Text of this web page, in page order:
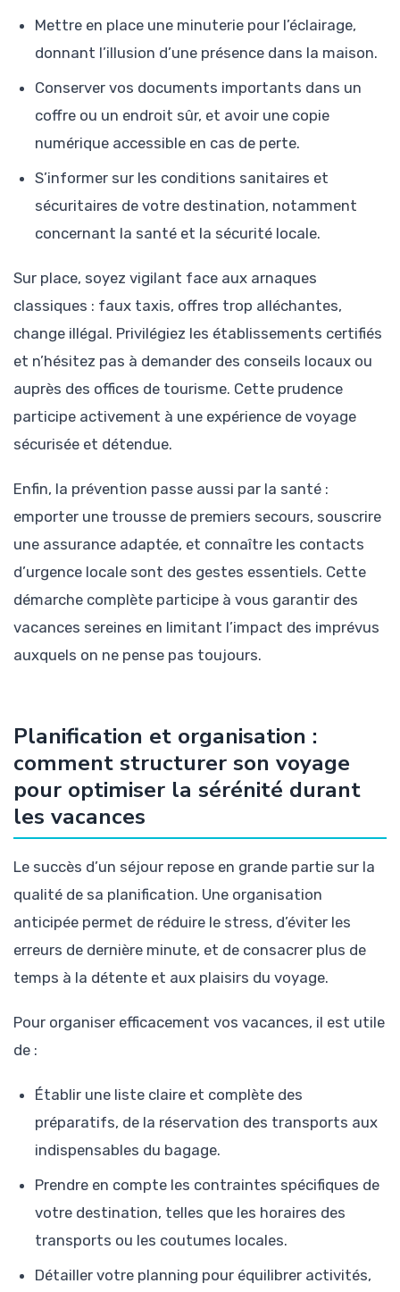
Mettre en place une minuterie pour l’éclairage,
donnant l’illusion d’une présence dans la maison.
Conserver vos documents importants dans un
coffre ou un endroit sûr, et avoir une copie
numérique accessible en cas de perte.
S’informer sur les conditions sanitaires et
sécuritaires de votre destination, notamment
concernant la santé et la sécurité locale.
Sur place, soyez vigilant face aux arnaques
classiques : faux taxis, offres trop alléchantes,
change illégal. Privilégiez les établissements certifiés
et n’hésitez pas à demander des conseils locaux ou
auprès des offices de tourisme. Cette prudence
participe activement à une expérience de voyage
sécurisée et détendue.
Enfin, la prévention passe aussi par la santé :
emporter une trousse de premiers secours, souscrire
une assurance adaptée, et connaître les contacts
d’urgence locale sont des gestes essentiels. Cette
démarche complète participe à vous garantir des
vacances sereines en limitant l’impact des imprévus
auxquels on ne pense pas toujours.
Planification et organisation :
comment structurer son voyage
pour optimiser la sérénité durant
les vacances
Le succès d’un séjour repose en grande partie sur la
qualité de sa planification. Une organisation
anticipée permet de réduire le stress, d’éviter les
erreurs de dernière minute, et de consacrer plus de
temps à la détente et aux plaisirs du voyage.
Pour organiser efficacement vos vacances, il est utile
de :
Établir une liste claire et complète des
préparatifs, de la réservation des transports aux
indispensables du bagage.
Prendre en compte les contraintes spécifiques de
votre destination, telles que les horaires des
transports ou les coutumes locales.
Détailler votre planning pour équilibrer activités,